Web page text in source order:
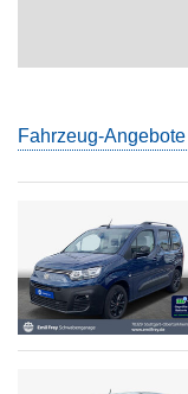
Fahrzeug-Angebote